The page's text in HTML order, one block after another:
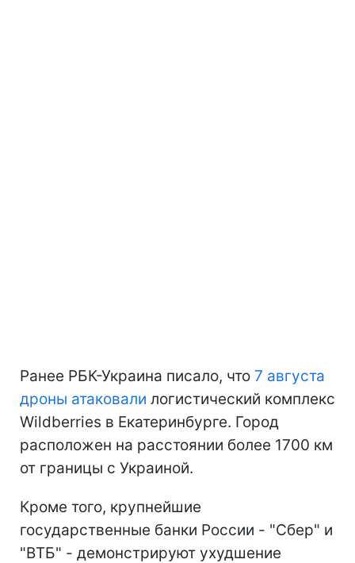
Ранее РБК-Украина писало, что 7 августа
дроны атаковали логистический комплекс
Wildberries в Екатеринбурге. Город
расположен на расстоянии более 1700 км
от границы с Украиной.
Кроме того, крупнейшие
государственные банки России - "Сбер" и
"ВТБ" - демонстрируют ухудшение